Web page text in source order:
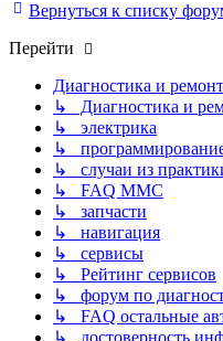
Вернуться к списку
Перейти
Диагностика и
↳ Диагностика и
↳ электрика
↳
↳ случаи из
↳ FAQ MMC
↳ запчасти
↳ навигация
↳ сервисы
↳ Рейтинг сервисов
↳ форум по
↳ FAQ остальные